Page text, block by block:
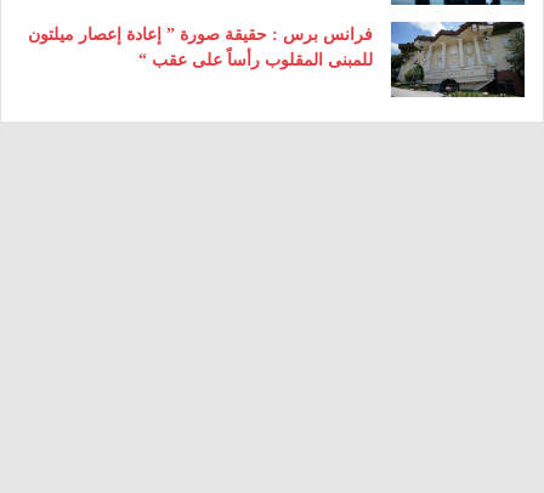
فرانس برس : حقيقة صورة ” إعادة إعصار ميلتون
للمبنى المقلوب رأساً على عقب “